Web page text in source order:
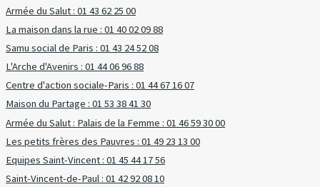
Armée du Salut : 01 43 62 25 00
La maison dans la rue : 01 40 02 09 88
Samu social de Paris : 01 43 24 52 08
L'Arche d'Avenirs : 01 44 06 96 88
Centre d'action sociale-Paris : 01 44 67 16 07
Maison du Partage : 01 53 38 41 30
Armée du Salut : Palais de la Femme : 01 46 59 30 00
Les petits frères des Pauvres : 01 49 23 13 00
Equipes Saint-Vincent : 01 45 44 17 56
Saint-Vincent-de-Paul : 01 42 92 08 10